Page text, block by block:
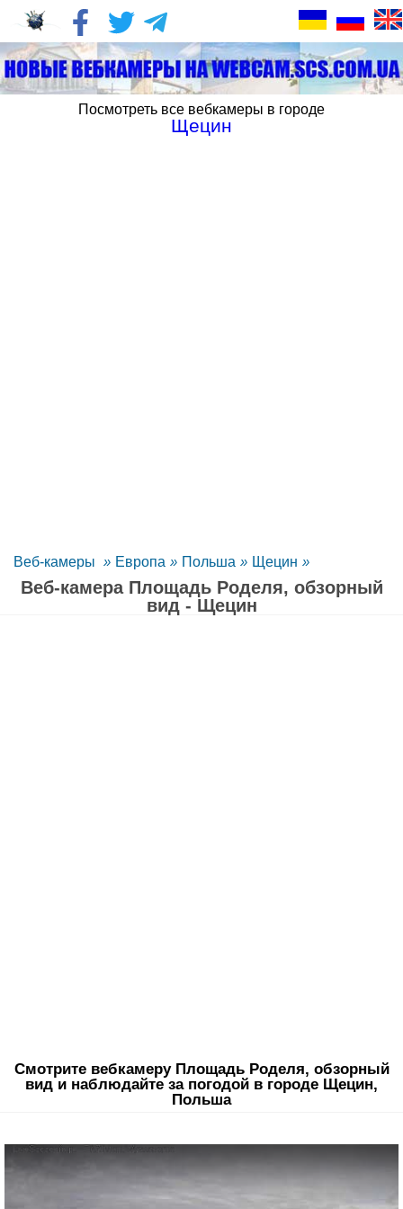
Посмотреть все вебкамеры в городе
Щецин
Веб-камеры » Европа » Польша » Щецин »
Веб-камера Площадь Роделя, обзорный
вид - Щецин
Смотрите вебкамеру Площадь Роделя, обзорный
вид и наблюдайте за погодой в городе Щецин,
Польша